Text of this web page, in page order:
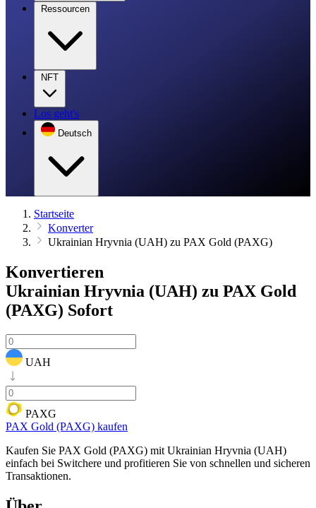
Ressourcen
NFT
Los geht's
Deutsch
Startseite
Konverter
Ukrainian Hryvnia (UAH) zu PAX Gold (PAXG)
Konvertieren
Ukrainian Hryvnia (UAH) zu PAX Gold
(PAXG) Sofort
UAH
PAXG
PAX Gold (PAXG) kaufen
Kaufen Sie PAX Gold (PAXG) mit Ukrainian Hryvnia (UAH)
einfach bei Switchere und profitieren Sie von schnellen und sicheren
Transaktionen.